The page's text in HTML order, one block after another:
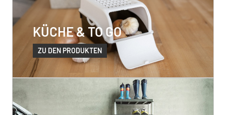
KÜCHE & TO GO
ZU DEN PRODUKTEN